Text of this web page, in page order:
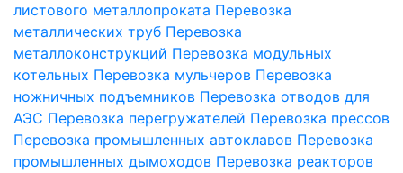
листового металлопроката Перевозка
металлических труб Перевозка
металлоконструкций Перевозка модульных
котельных Перевозка мульчеров Перевозка
ножничных подъемников Перевозка отводов для
АЭС Перевозка перегружателей Перевозка прессов
Перевозка промышленных автоклавов Перевозка
промышленных дымоходов Перевозка реакторов